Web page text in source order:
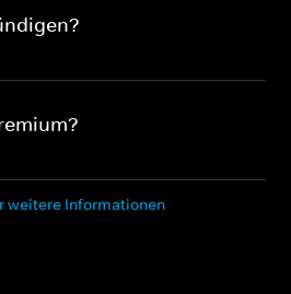
weitere Informationen